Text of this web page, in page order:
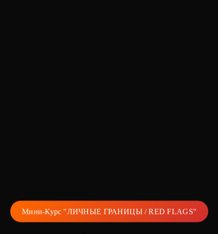
Мини-Курс "ЛИЧНЫЕ ГРАНИЦЫ / RED FLAGS"